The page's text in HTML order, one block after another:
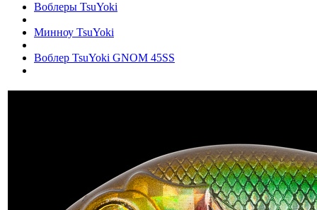
Воблеры TsuYoki
Минноу TsuYoki
Воблер TsuYoki GNOM 45SS